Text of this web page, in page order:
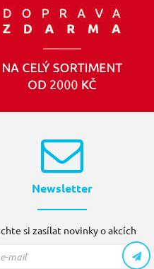
Newsletter
si zasílat novinky o akcích